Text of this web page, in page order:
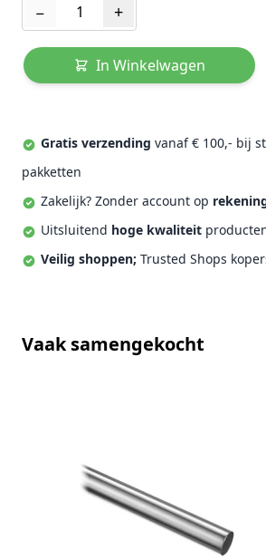
− +
In Winkelwagen
Gratis verzending vanaf € 100,- bij
pakketten
Zakelijk? Zonder account op
Uitsluitend hoge kwaliteit
Veilig shoppen; Trusted Shops
Vaak samengekocht